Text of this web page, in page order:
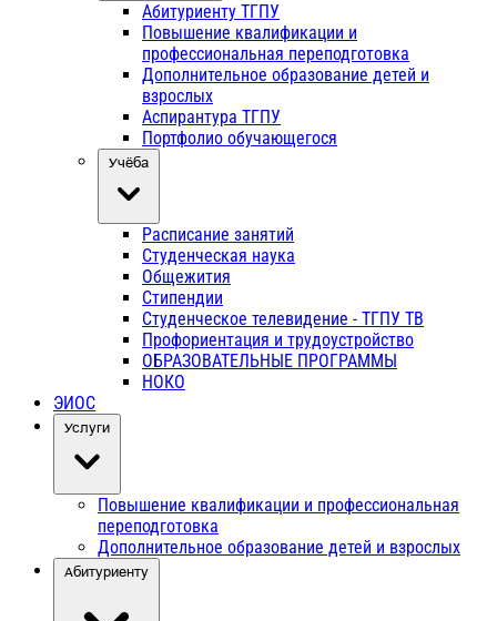
Абитуриенту ТГПУ
Повышение квалификации и
профессиональная переподготовка
Дополнительное образование детей и
взрослых
Аспирантура ТГПУ
Портфолио обучающегося
Учёба
Расписание занятий
Студенческая наука
Общежития
Стипендии
Студенческое телевидение - ТГПУ ТВ
Профориентация и трудоустройство
ОБРАЗОВАТЕЛЬНЫЕ ПРОГРАММЫ
НОКО
ЭИОС
Услуги
Повышение квалификации и профессиональная
переподготовка
Дополнительное образование детей и взрослых
Абитуриенту